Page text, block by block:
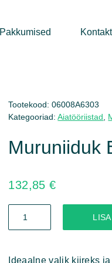
Pakkumised Kontakt
Tootekood:06008A6303
Kategooriad:Aiatööriistad
Muruniiduk
132,85€
EasyRotak
kogus
Ideaalne valik kiireks